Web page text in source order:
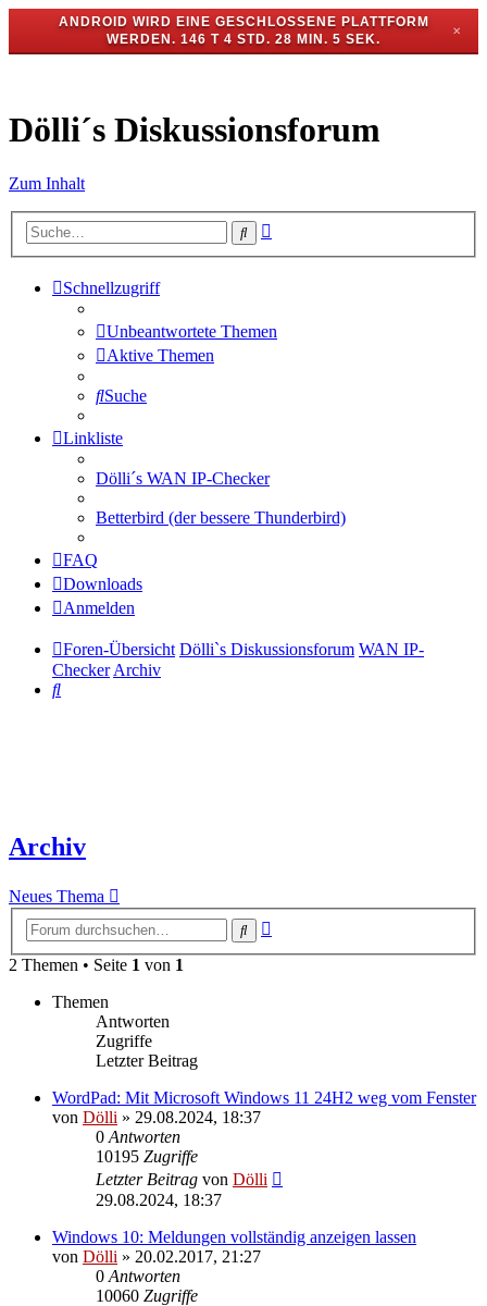
ANDROID WIRD EINE GESCHLOSSENE PLATTFORM
WERDEN. 146 T 4 STD. 28 MIN. 5 SEK.
✕
Dölli´s Diskussionsforum
Zum Inhalt
Suche
Schnellzugriff
Unbeantwortete Themen
Aktive Themen
Suche
Linkliste
Dölli´s WAN IP-Checker
Betterbird (der bessere Thunderbird)
FAQ
Downloads
Anmelden
Foren-Übersicht Dölli`s Diskussionsforum WAN IP-
CheckerArchiv
Suche
Archiv
Neues Thema
Suche
2 Themen • Seite 1 von 1
Themen
Antworten
Zugriffe
Letzter Beitrag
WordPad: Mit Microsoft Windows 11 24H2 weg vom Fenster
von Dölli » 29.08.2024, 18:37
0 Antworten
10195 Zugriffe
Letzter Beitrag von Dölli
29.08.2024, 18:37
Windows 10: Meldungen vollständig anzeigen lassen
von Dölli » 20.02.2017, 21:27
0 Antworten
10060 Zugriffe